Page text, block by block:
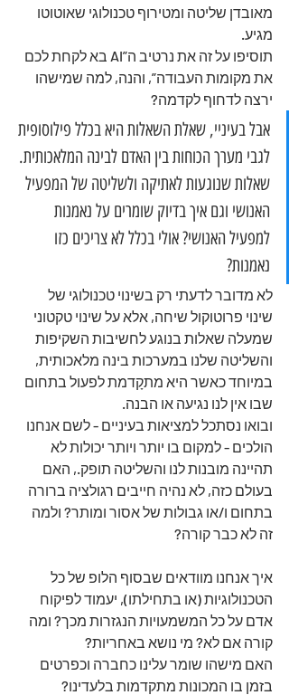
מאובדן שליטה ומטירוף טכנולוגי שאוטוטו
מגיע.
תוסיפו על זה את נרטיב ה”AI בא לקחת לכם
את מקומות העבודה”, והנה, למה שמישהו
ירצה לדחוף לקדמה?
אבל בעיניי, שאלת השאלות היא בכלל פילוסופית
לגבי מערך הכוחות בין האדם לבינה המלאכותית.
שאלות שנוגעות לאתיקה ולשליטה של המפעיל
האנושי וגם איך בדיוק שומרים על נאמנות
למפעיל האנושי? אולי בכלל לא צריכים כזו
נאמנות?
לא מדובר לדעתי רק בשינוי טכנולוגי של
שינוי פרוטוקול שיחה, אלא על שינוי טקטוני
שמעלה שאלות בנוגע לחשיבות השקיפות
והשליטה שלנו במערכות בינה מלאכותית,
במיוחד כאשר היא מתקָדמת לפעול בתחום
שבו אין לנו נגיעה או הבנה.
ובואו נסתכל למציאות בעיניים - לשם אנחנו
הולכים - למקום בו יותר ויותר יכולות לא
תהיינה מובנות לנו והשליטה תופק., האם
בעולם כזה, לא נהיה חייבים רגולציה ברורה
בתחום ו/או גבולות של אסור ומותר? ולמה
זה לא כבר קורה?
איך אנחנו מוודאים שבסוף הלופ של כל
הטכנולוגיות (או בתחילתו), יעמוד לפיקוח
אדם על כל המשמעויות הנגזרות מכך? ומה
קורה אם לא? מי נושא באחריות?
האם מישהו שומר עלינו כחברה וכפרטים
בזמן בו המכונות מתקדמות בלעדינו?